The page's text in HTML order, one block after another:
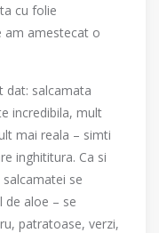
cu folie
am amestecat o
dat: salcamata
incredibila, mult
mai reala – simti
inghititura. Ca si
se
de aloe – se
patratoase, verzi,